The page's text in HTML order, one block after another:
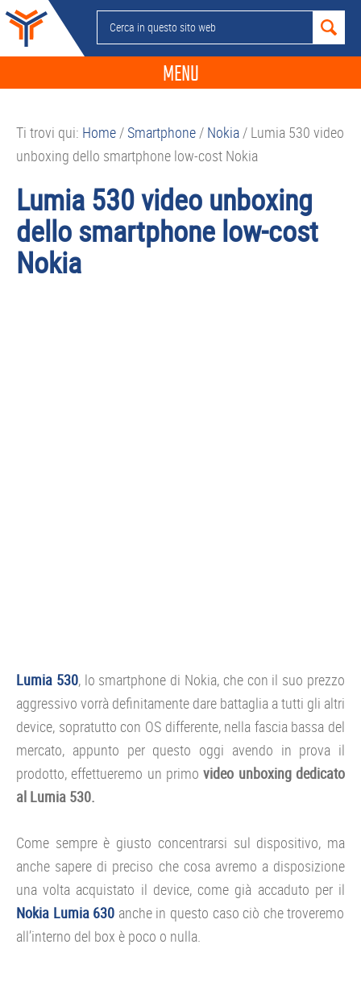
Passa
alla
navigazione
Passa
contenuto
Passa
alla
barra
Passa
piè
Cerca
in
sito
MENU
GUIDE ACQUISTO
SMARTPHONE
TABLET
Ti trovi qui: Home/Smartphone/ Nokia/ Lumia 530 video
unboxing dello smartphone low-cost Nokia
Lumia 530 video unboxing
dello smartphone low-cost
Nokia
Lumia 530, lo smartphone di Nokia, che con il suo prezzo
aggressivo vorrà definitamente dare battaglia a tutti gli altri
device, sopratutto con OS differente, nella fascia bassa del
mercato, appunto per questo oggi avendo in prova il
prodotto, effettueremo un primovideo unboxing dedicato
al Lumia 530.
Come sempre è giusto concentrarsi sul dispositivo, ma
anche sapere di preciso che cosa avremo a disposizione
una volta acquistato il device, come già accaduto per il
Nokia Lumia 630 anche in questo caso ciò che troveremo
all’interno del box è poco o nulla.